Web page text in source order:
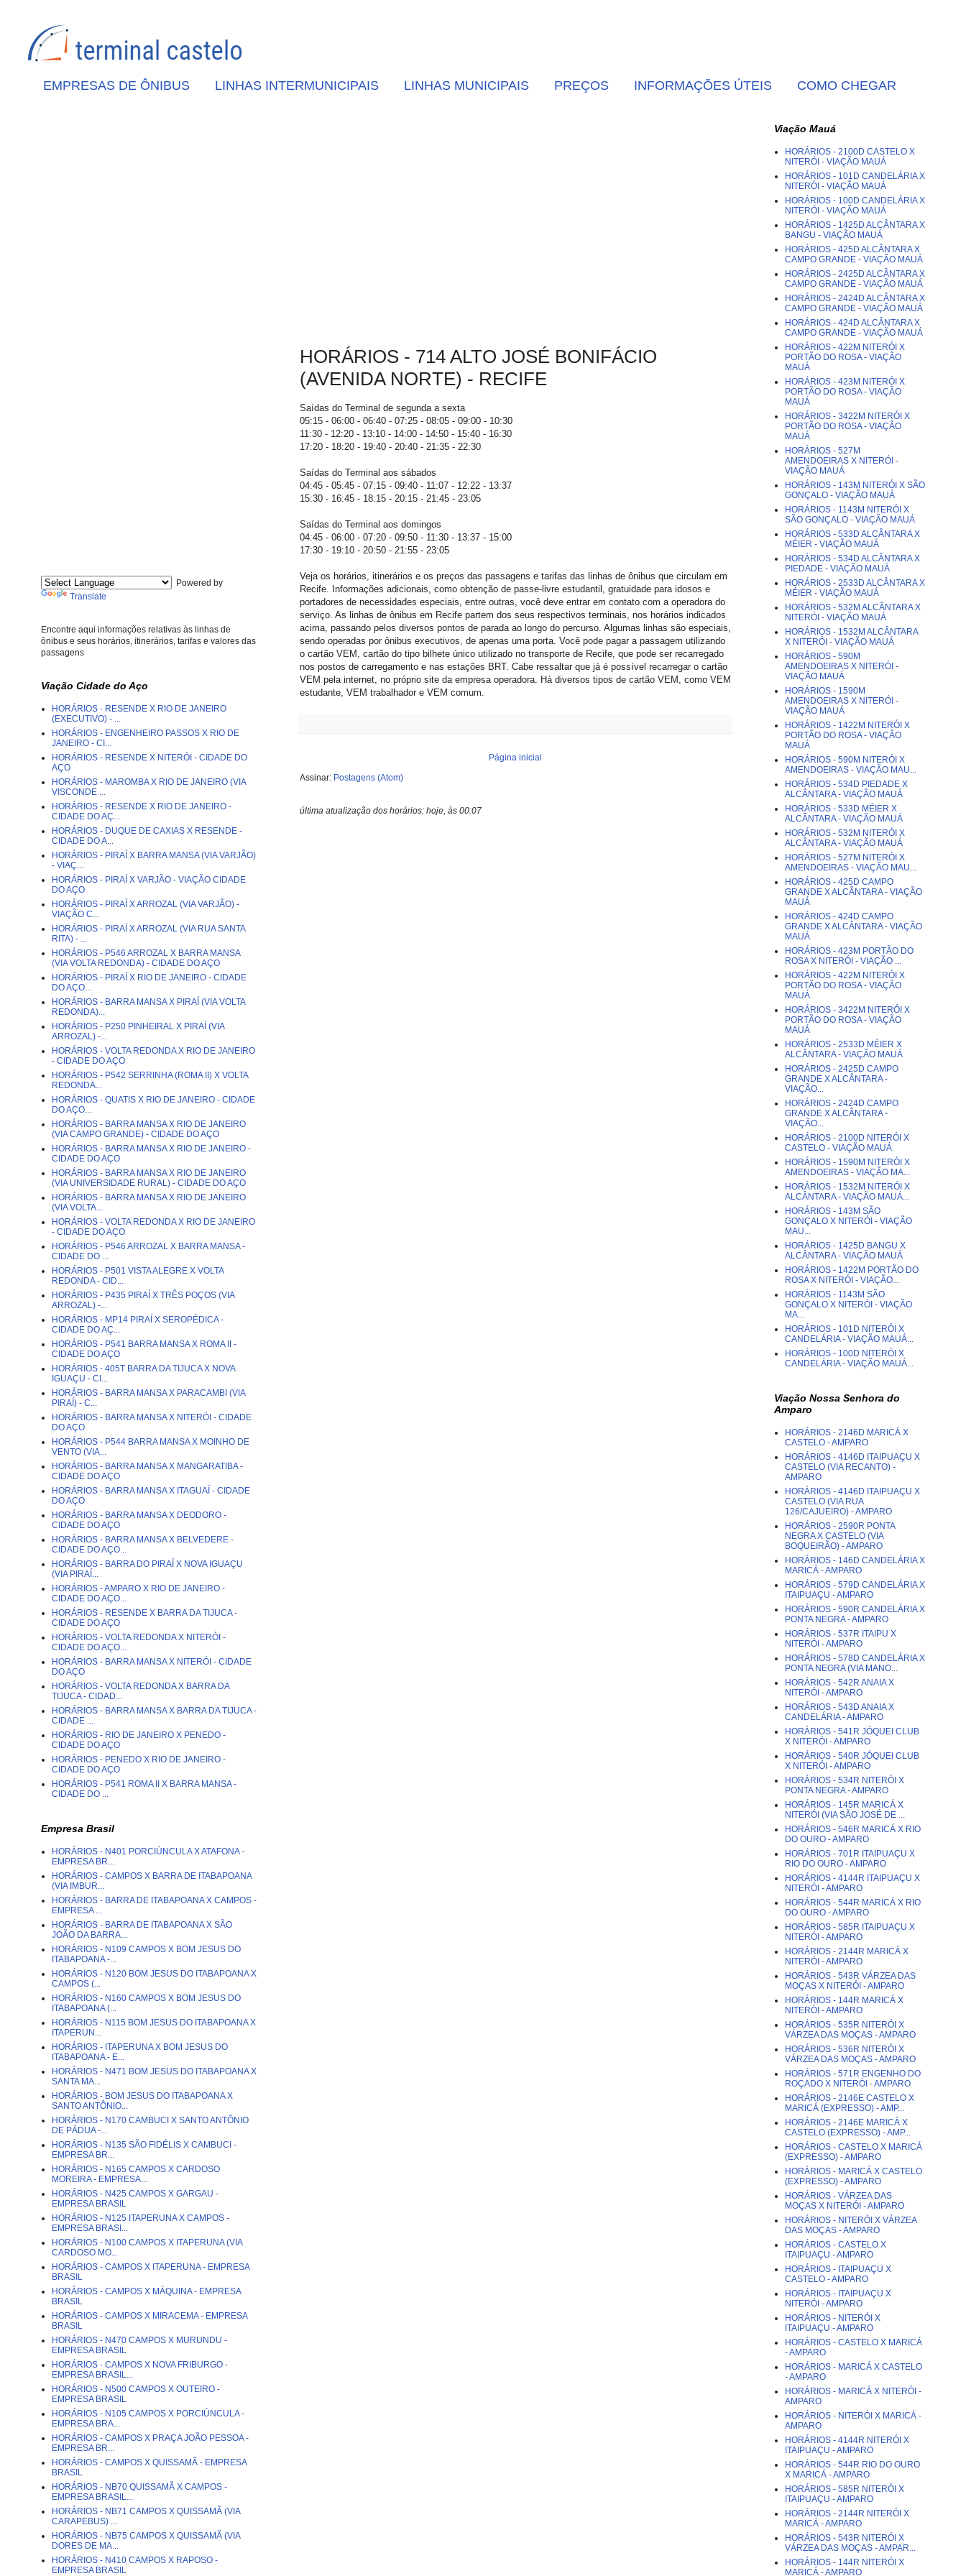
EMPRESAS DE ÔNIBUS LINHAS INTERMUNICIPAIS LINHAS MUNICIPAIS PREÇOS INFORMAÇÕES ÚTEIS COMO CHEGAR
HORÁRIOS - 714 ALTO JOSÉ BONIFÁCIO
(AVENIDA NORTE) - RECIFE
Saídas do Terminal de segunda a sexta
05:15 - 06:00 - 06:40 - 07:25 - 08:05 - 09:00 - 10:30
11:30 - 12:20 - 13:10 - 14:00 - 14:50 - 15:40 - 16:30
17:20 - 18:20 - 19:40 - 20:40 - 21:35 - 22:30
Saídas do Terminal aos sábados
04:45 - 05:45 - 07:15 - 09:40 - 11:07 - 12:22 - 13:37
15:30 - 16:45 - 18:15 - 20:15 - 21:45 - 23:05
Saídas do Terminal aos domingos
04:45 - 06:00 - 07:20 - 09:50 - 11:30 - 13:37 - 15:00
17:30 - 19:10 - 20:50 - 21:55 - 23:05
Veja os horários, itinerários e os preços das passagens e tarifas das linhas de ônibus que circulam em
Recife. Informações adicionais, como obtenção de passe-livre estudantil, gratuidade para idosos e
portadores de necessidades especiais, entre outras, você deve entrar em contato com a operadora do
serviço. As linhas de ônibus em Recife partem dos seus respectivos terminais, nos horários indicados
acima, passando pelos diversos pontos de parada ao longo do percurso. Algumas linhas são especiais,
sendo operadas por ônibus executivos, de apenas uma porta. Você pode pagar a passagem utilizando
o cartão VEM, cartão do tipo bilhete único utilizado no transporte de Recife, que pode ser recarregado
nos postos de carregamento e nas estações BRT. Cabe ressaltar que já é possível recarregar o cartão
VEM pela internet, no próprio site da empresa operadora. Há diversos tipos de cartão VEM, como VEM
estudante, VEM trabalhador e VEM comum.
Página inicial
Assinar: Postagens (Atom)
última atualização dos horários: hoje, às 00:07
Powered by
Translate
Encontre aqui informações relativas às linhas de
ônibus e seus horários, itinerários, tarifas e valores das
passagens
Viação Cidade do Aço
HORÁRIOS - RESENDE X RIO DE JANEIRO
(EXECUTIVO) - ...
HORÁRIOS - ENGENHEIRO PASSOS X RIO DE
JANEIRO - CI...
HORÁRIOS - RESENDE X NITERÓI - CIDADE DO
AÇO
HORÁRIOS - MAROMBA X RIO DE JANEIRO (VIA
VISCONDE ...
HORÁRIOS - RESENDE X RIO DE JANEIRO -
CIDADE DO AÇ...
HORÁRIOS - DUQUE DE CAXIAS X RESENDE -
CIDADE DO A...
HORÁRIOS - PIRAÍ X BARRA MANSA (VIA VARJÃO)
- VIAÇ...
HORÁRIOS - PIRAÍ X VARJÃO - VIAÇÃO CIDADE
DO AÇO
HORÁRIOS - PIRAÍ X ARROZAL (VIA VARJÃO) -
VIAÇÃO C...
HORÁRIOS - PIRAÍ X ARROZAL (VIA RUA SANTA
RITA) - ...
HORÁRIOS - P546 ARROZAL X BARRA MANSA
(VIA VOLTA REDONDA) - CIDADE DO AÇO
HORÁRIOS - PIRAÍ X RIO DE JANEIRO - CIDADE
DO AÇO...
HORÁRIOS - BARRA MANSA X PIRAÍ (VIA VOLTA
REDONDA)...
HORÁRIOS - P250 PINHEIRAL X PIRAÍ (VIA
ARROZAL) -...
HORÁRIOS - VOLTA REDONDA X RIO DE JANEIRO
- CIDADE DO AÇO
HORÁRIOS - P542 SERRINHA (ROMA II) X VOLTA
REDONDA...
HORÁRIOS - QUATIS X RIO DE JANEIRO - CIDADE
DO AÇO...
HORÁRIOS - BARRA MANSA X RIO DE JANEIRO
(VIA CAMPO GRANDE) - CIDADE DO AÇO
HORÁRIOS - BARRA MANSA X RIO DE JANEIRO -
CIDADE DO AÇO
HORÁRIOS - BARRA MANSA X RIO DE JANEIRO
(VIA UNIVERSIDADE RURAL) - CIDADE DO AÇO
HORÁRIOS - BARRA MANSA X RIO DE JANEIRO
(VIA VOLTA...
HORÁRIOS - VOLTA REDONDA X RIO DE JANEIRO
- CIDADE DO AÇO
HORÁRIOS - P546 ARROZAL X BARRA MANSA -
CIDADE DO ...
HORÁRIOS - P501 VISTA ALEGRE X VOLTA
REDONDA - CID...
HORÁRIOS - P435 PIRAÍ X TRÊS POÇOS (VIA
ARROZAL) -...
HORÁRIOS - MP14 PIRAÍ X SEROPÉDICA -
CIDADE DO AÇ...
HORÁRIOS - P541 BARRA MANSA X ROMA II -
CIDADE DO AÇO
HORÁRIOS - 405T BARRA DA TIJUCA X NOVA
IGUAÇU - CI...
HORÁRIOS - BARRA MANSA X PARACAMBI (VIA
PIRAÍ) - C...
HORÁRIOS - BARRA MANSA X NITERÓI - CIDADE
DO AÇO
HORÁRIOS - P544 BARRA MANSA X MOINHO DE
VENTO (VIA...
HORÁRIOS - BARRA MANSA X MANGARATIBA -
CIDADE DO AÇO
HORÁRIOS - BARRA MANSA X ITAGUAÍ - CIDADE
DO AÇO
HORÁRIOS - BARRA MANSA X DEODORO -
CIDADE DO AÇO
HORÁRIOS - BARRA MANSA X BELVEDERE -
CIDADE DO AÇO...
HORÁRIOS - BARRA DO PIRAÍ X NOVA IGUAÇU
(VIA PIRAÍ...
HORÁRIOS - AMPARO X RIO DE JANEIRO -
CIDADE DO AÇO...
HORÁRIOS - RESENDE X BARRA DA TIJUCA -
CIDADE DO AÇO
HORÁRIOS - VOLTA REDONDA X NITERÓI -
CIDADE DO AÇO...
HORÁRIOS - BARRA MANSA X NITERÓI - CIDADE
DO AÇO
HORÁRIOS - VOLTA REDONDA X BARRA DA
TIJUCA - CIDAD...
HORÁRIOS - BARRA MANSA X BARRA DA TIJUCA -
CIDADE ...
HORÁRIOS - RIO DE JANEIRO X PENEDO -
CIDADE DO AÇO
HORÁRIOS - PENEDO X RIO DE JANEIRO -
CIDADE DO AÇO
HORÁRIOS - P541 ROMA II X BARRA MANSA -
CIDADE DO ...
Empresa Brasil
HORÁRIOS - N401 PORCIÚNCULA X ATAFONA -
EMPRESA BR...
HORÁRIOS - CAMPOS X BARRA DE ITABAPOANA
(VIA IMBUR...
HORÁRIOS - BARRA DE ITABAPOANA X CAMPOS -
EMPRESA ...
HORÁRIOS - BARRA DE ITABAPOANA X SÃO
JOÃO DA BARRA...
HORÁRIOS - N109 CAMPOS X BOM JESUS DO
ITABAPOANA -...
HORÁRIOS - N120 BOM JESUS DO ITABAPOANA X
CAMPOS (...
HORÁRIOS - N160 CAMPOS X BOM JESUS DO
ITABAPOANA (...
HORÁRIOS - N115 BOM JESUS DO ITABAPOANA X
ITAPERUN...
HORÁRIOS - ITAPERUNA X BOM JESUS DO
ITABAPOANA - E...
HORÁRIOS - N471 BOM JESUS DO ITABAPOANA X
SANTA MA...
HORÁRIOS - BOM JESUS DO ITABAPOANA X
SANTO ANTÔNIO...
HORÁRIOS - N170 CAMBUCI X SANTO ANTÔNIO
DE PÁDUA -...
HORÁRIOS - N135 SÃO FIDÉLIS X CAMBUCI -
EMPRESA BR...
HORÁRIOS - N165 CAMPOS X CARDOSO
MOREIRA - EMPRESA...
HORÁRIOS - N425 CAMPOS X GARGAU -
EMPRESA BRASIL
HORÁRIOS - N125 ITAPERUNA X CAMPOS -
EMPRESA BRASI...
HORÁRIOS - N100 CAMPOS X ITAPERUNA (VIA
CARDOSO MO...
HORÁRIOS - CAMPOS X ITAPERUNA - EMPRESA
BRASIL
HORÁRIOS - CAMPOS X MÁQUINA - EMPRESA
BRASIL
HORÁRIOS - CAMPOS X MIRACEMA - EMPRESA
BRASIL
HORÁRIOS - N470 CAMPOS X MURUNDU -
EMPRESA BRASIL
HORÁRIOS - CAMPOS X NOVA FRIBURGO -
EMPRESA BRASIL...
HORÁRIOS - N500 CAMPOS X OUTEIRO -
EMPRESA BRASIL
HORÁRIOS - N105 CAMPOS X PORCIÚNCULA -
EMPRESA BRA...
HORÁRIOS - CAMPOS X PRAÇA JOÃO PESSOA -
EMPRESA BR...
HORÁRIOS - CAMPOS X QUISSAMÃ - EMPRESA
BRASIL
HORÁRIOS - NB70 QUISSAMÃ X CAMPOS -
EMPRESA BRASIL...
HORÁRIOS - NB71 CAMPOS X QUISSAMÃ (VIA
CARAPEBUS) ...
HORÁRIOS - NB75 CAMPOS X QUISSAMÃ (VIA
DORES DE MA...
HORÁRIOS - N410 CAMPOS X RAPOSO -
EMPRESA BRASIL
Viação Mauá
HORÁRIOS - 2100D CASTELO X
NITERÓI - VIAÇÃO MAUÁ
HORÁRIOS - 101D CANDELÁRIA X
NITERÓI - VIAÇÃO MAUÁ
HORÁRIOS - 100D CANDELÁRIA X
NITERÓI - VIAÇÃO MAUÁ
HORÁRIOS - 1425D ALCÂNTARA X
BANGU - VIAÇÃO MAUÁ
HORÁRIOS - 425D ALCÂNTARA X
CAMPO GRANDE - VIAÇÃO MAUÁ
HORÁRIOS - 2425D ALCÂNTARA X
CAMPO GRANDE - VIAÇÃO MAUÁ
HORÁRIOS - 2424D ALCÂNTARA X
CAMPO GRANDE - VIAÇÃO MAUÁ
HORÁRIOS - 424D ALCÂNTARA X
CAMPO GRANDE - VIAÇÃO MAUÁ
HORÁRIOS - 422M NITERÓI X
PORTÃO DO ROSA - VIAÇÃO
MAUÁ
HORÁRIOS - 423M NITERÓI X
PORTÃO DO ROSA - VIAÇÃO
MAUÁ
HORÁRIOS - 3422M NITERÓI X
PORTÃO DO ROSA - VIAÇÃO
MAUÁ
HORÁRIOS - 527M
AMENDOEIRAS X NITERÓI -
VIAÇÃO MAUÁ
HORÁRIOS - 143M NITERÓI X SÃO
GONÇALO - VIAÇÃO MAUÁ
HORÁRIOS - 1143M NITERÓI X
SÃO GONÇALO - VIAÇÃO MAUÁ
HORÁRIOS - 533D ALCÂNTARA X
MÉIER - VIAÇÃO MAUÁ
HORÁRIOS - 534D ALCÂNTARA X
PIEDADE - VIAÇÃO MAUÁ
HORÁRIOS - 2533D ALCÂNTARA X
MÉIER - VIAÇÃO MAUÁ
HORÁRIOS - 532M ALCÂNTARA X
NITERÓI - VIAÇÃO MAUÁ
HORÁRIOS - 1532M ALCÂNTARA
X NITERÓI - VIAÇÃO MAUÁ
HORÁRIOS - 590M
AMENDOEIRAS X NITERÓI -
VIAÇÃO MAUÁ
HORÁRIOS - 1590M
AMENDOEIRAS X NITERÓI -
VIAÇÃO MAUÁ
HORÁRIOS - 1422M NITERÓI X
PORTÃO DO ROSA - VIAÇÃO
MAUÁ
HORÁRIOS - 590M NITERÓI X
AMENDOEIRAS - VIAÇÃO MAU...
HORÁRIOS - 534D PIEDADE X
ALCÂNTARA - VIAÇÃO MAUÁ
HORÁRIOS - 533D MÉIER X
ALCÂNTARA - VIAÇÃO MAUÁ
HORÁRIOS - 532M NITERÓI X
ALCÂNTARA - VIAÇÃO MAUÁ
HORÁRIOS - 527M NITERÓI X
AMENDOEIRAS - VIAÇÃO MAU...
HORÁRIOS - 425D CAMPO
GRANDE X ALCÂNTARA - VIAÇÃO
MAUÁ
HORÁRIOS - 424D CAMPO
GRANDE X ALCÂNTARA - VIAÇÃO
MAUÁ
HORÁRIOS - 423M PORTÃO DO
ROSA X NITERÓI - VIAÇÃO ...
HORÁRIOS - 422M NITERÓI X
PORTÃO DO ROSA - VIAÇÃO
MAUÁ
HORÁRIOS - 3422M NITERÓI X
PORTÃO DO ROSA - VIAÇÃO
MAUÁ
HORÁRIOS - 2533D MÉIER X
ALCÂNTARA - VIAÇÃO MAUÁ
HORÁRIOS - 2425D CAMPO
GRANDE X ALCÂNTARA -
VIAÇÃO...
HORÁRIOS - 2424D CAMPO
GRANDE X ALCÂNTARA -
VIAÇÃO...
HORÁRIOS - 2100D NITERÓI X
CASTELO - VIAÇÃO MAUÁ
HORÁRIOS - 1590M NITERÓI X
AMENDOEIRAS - VIAÇÃO MA...
HORÁRIOS - 1532M NITERÓI X
ALCÂNTARA - VIAÇÃO MAUÁ...
HORÁRIOS - 143M SÃO
GONÇALO X NITERÓI - VIAÇÃO
MAU...
HORÁRIOS - 1425D BANGU X
ALCÂNTARA - VIAÇÃO MAUÁ
HORÁRIOS - 1422M PORTÃO DO
ROSA X NITERÓI - VIAÇÃO...
HORÁRIOS - 1143M SÃO
GONÇALO X NITERÓI - VIAÇÃO
MA...
HORÁRIOS - 101D NITERÓI X
CANDELÁRIA - VIAÇÃO MAUÁ...
HORÁRIOS - 100D NITERÓI X
CANDELÁRIA - VIAÇÃO MAUÁ...
Viação Nossa Senhora do
Amparo
HORÁRIOS - 2146D MARICÁ X
CASTELO - AMPARO
HORÁRIOS - 4146D ITAIPUAÇU X
CASTELO (VIA RECANTO) -
AMPARO
HORÁRIOS - 4146D ITAIPUAÇU X
CASTELO (VIA RUA
126/CAJUEIRO) - AMPARO
HORÁRIOS - 2590R PONTA
NEGRA X CASTELO (VIA
BOQUEIRÃO) - AMPARO
HORÁRIOS - 146D CANDELÁRIA X
MARICÁ - AMPARO
HORÁRIOS - 579D CANDELÁRIA X
ITAIPUAÇU - AMPARO
HORÁRIOS - 590R CANDELÁRIA X
PONTA NEGRA - AMPARO
HORÁRIOS - 537R ITAIPU X
NITERÓI - AMPARO
HORÁRIOS - 578D CANDELÁRIA X
PONTA NEGRA (VIA MANO...
HORÁRIOS - 542R ANAIA X
NITERÓI - AMPARO
HORÁRIOS - 543D ANAIA X
CANDELÁRIA - AMPARO
HORÁRIOS - 541R JÓQUEI CLUB
X NITERÓI - AMPARO
HORÁRIOS - 540R JÓQUEI CLUB
X NITERÓI - AMPARO
HORÁRIOS - 534R NITERÓI X
PONTA NEGRA - AMPARO
HORÁRIOS - 145R MARICÁ X
NITERÓI (VIA SÃO JOSÉ DE ...
HORÁRIOS - 546R MARICÁ X RIO
DO OURO - AMPARO
HORÁRIOS - 701R ITAIPUAÇU X
RIO DO OURO - AMPARO
HORÁRIOS - 4144R ITAIPUAÇU X
NITERÓI - AMPARO
HORÁRIOS - 544R MARICÁ X RIO
DO OURO - AMPARO
HORÁRIOS - 585R ITAIPUAÇU X
NITERÓI - AMPARO
HORÁRIOS - 2144R MARICÁ X
NITERÓI - AMPARO
HORÁRIOS - 543R VÁRZEA DAS
MOÇAS X NITERÓI - AMPARO
HORÁRIOS - 144R MARICÁ X
NITERÓI - AMPARO
HORÁRIOS - 535R NITERÓI X
VÁRZEA DAS MOÇAS - AMPARO
HORÁRIOS - 536R NITERÓI X
VÁRZEA DAS MOÇAS - AMPARO
HORÁRIOS - 571R ENGENHO DO
ROÇADO X NITERÓI - AMPARO
HORÁRIOS - 2146E CASTELO X
MARICÁ (EXPRESSO) - AMP...
HORÁRIOS - 2146E MARICÁ X
CASTELO (EXPRESSO) - AMP...
HORÁRIOS - CASTELO X MARICÁ
(EXPRESSO) - AMPARO
HORÁRIOS - MARICÁ X CASTELO
(EXPRESSO) - AMPARO
HORÁRIOS - VÁRZEA DAS
MOÇAS X NITERÓI - AMPARO
HORÁRIOS - NITERÓI X VÁRZEA
DAS MOÇAS - AMPARO
HORÁRIOS - CASTELO X
ITAIPUAÇU - AMPARO
HORÁRIOS - ITAIPUAÇU X
CASTELO - AMPARO
HORÁRIOS - ITAIPUAÇU X
NITERÓI - AMPARO
HORÁRIOS - NITERÓI X
ITAIPUAÇU - AMPARO
HORÁRIOS - CASTELO X MARICÁ
- AMPARO
HORÁRIOS - MARICÁ X CASTELO
- AMPARO
HORÁRIOS - MARICÁ X NITERÓI -
AMPARO
HORÁRIOS - NITERÓI X MARICÁ -
AMPARO
HORÁRIOS - 4144R NITERÓI X
ITAIPUAÇU - AMPARO
HORÁRIOS - 544R RIO DO OURO
X MARICÁ - AMPARO
HORÁRIOS - 585R NITERÓI X
ITAIPUAÇU - AMPARO
HORÁRIOS - 2144R NITERÓI X
MARICÁ - AMPARO
HORÁRIOS - 543R NITERÓI X
VÁRZEA DAS MOÇAS - AMPAR...
HORÁRIOS - 144R NITERÓI X
MARICÁ - AMPARO